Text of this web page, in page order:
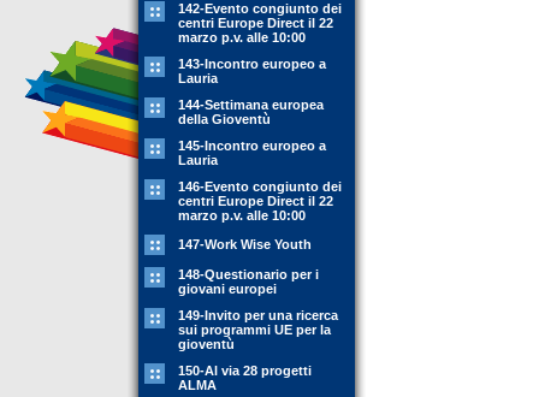
142-Evento congiunto dei
centri Europe Direct il 22
marzo p.v. alle 10:00
143-Incontro europeo a
Lauria
144-Settimana europea
della Gioventù
145-Incontro europeo a
Lauria
146-Evento congiunto dei
centri Europe Direct il 22
marzo p.v. alle 10:00
147-Work Wise Youth
148-Questionario per i
giovani europei
149-Invito per una ricerca
sui programmi UE per la
gioventù
150-Al via 28 progetti
ALMA